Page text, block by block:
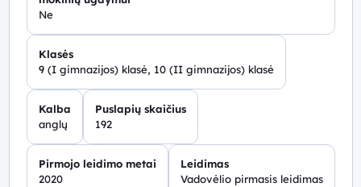
leidžia diferencijuoti mokymą, suteikia galimybę
mokiniams mokytis savarankiškai ir gauti greitą
grįžtamąjį ryšį apie savo pasiekimus.
Ne
Klasės
9 (I gimnazijos) klasė, 10 (II gimnazijos) klasė
Kalba
anglų
Puslapių skaičius
192
Pirmojo leidimo metai
2020
Leidimas
Vadovėlio pirmasis leidimas